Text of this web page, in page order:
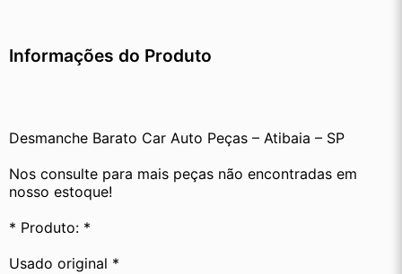
Informações do Produto
Desmanche Barato Car Auto Peças – Atibaia – SP
Nos consulte para mais peças não encontradas em
nosso estoque!
* Produto: *
Usado original *